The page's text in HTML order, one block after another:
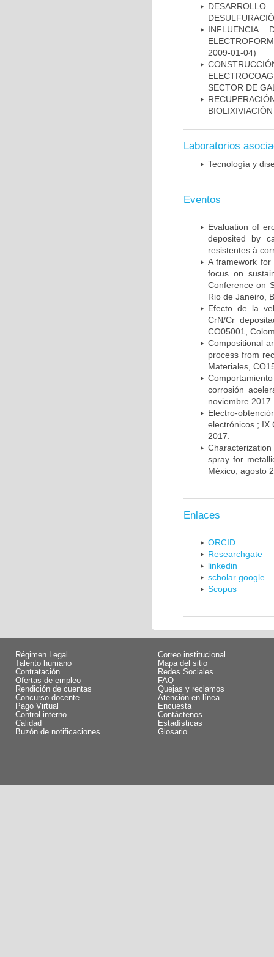
2009-01-04)
SECTOR DE
Laboratorios
Tecnología y
Eventos
Evaluation of
deposited by
resistentes à
A framework
focus on
Conference on
Rio de Janeiro,
Efecto de la
CrN/Cr
CO05001,
Compositional
process from
Materiales,
corrosión
noviembre 2017.
Electro-
electrónicos.; IX
2017.
spray for
México, agosto
Enlaces
ORCID
Researchgate
linkedin
scholar google
Scopus
Régimen Legal
Talento humano
Contratación
Ofertas de empleo
Rendición de cuentas
Concurso docente
Pago Virtual
Control interno
Calidad
Buzón de notificaciones
Correo institucional
Mapa del sitio
Redes Sociales
FAQ
Quejas y reclamos
Atención en línea
Encuesta
Contáctenos
Estadísticas
Glosario